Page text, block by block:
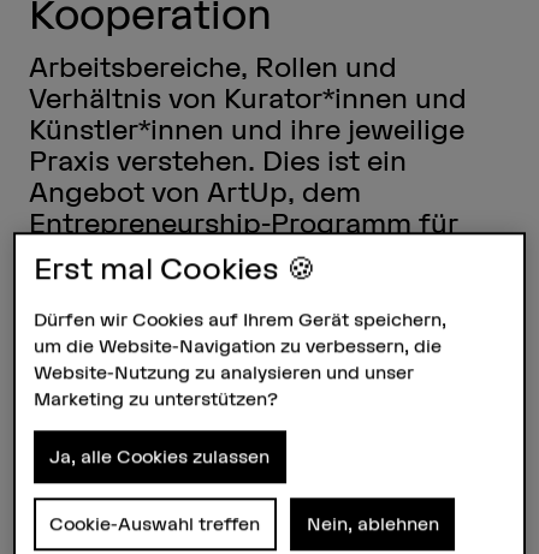
Kooperation
Arbeitsbereiche, Rollen und
Verhältnis von Kurator*innen und
Künstler*innen und ihre jeweilige
Praxis verstehen. Dies ist ein
Angebot von ArtUp, dem
Entrepreneurship-Programm für
HKB Alumn*ae – eine
Zusammenarbeit mit der Berner
Kantonalbank.
06.06.2026, 14.00–16.00 Uhr –
PROGR, Stadtgalerie Bern,
Waisenhausplatz 30, 3011 Bern
Erst mal Cookies 🍪
Dürfen wir Cookies auf Ihrem Gerät speichern,
um die Website-Navigation zu verbessern, die
Website-Nutzung zu analysieren und unser
Marketing zu unterstützen?
Ja, alle Cookies zulassen
Cookie-Auswahl treffen Nein, ablehnen